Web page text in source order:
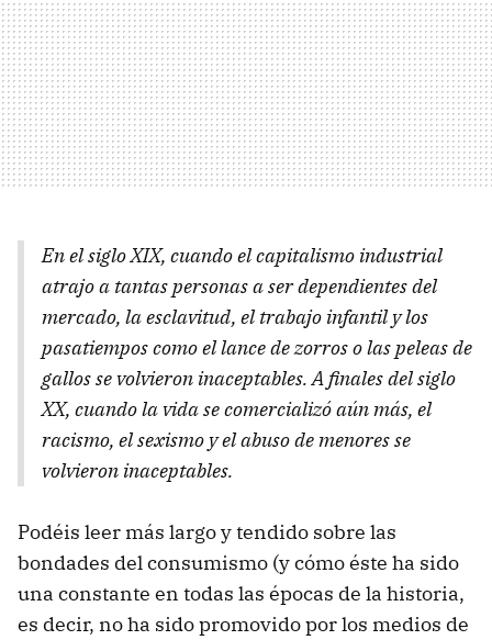
En el siglo XIX, cuando el capitalismo industrial
atrajo a tantas personas a ser dependientes del
mercado, la esclavitud, el trabajo infantil y los
pasatiempos como el lance de zorros o las peleas de
gallos se volvieron inaceptables. A finales del siglo
XX, cuando la vida se comercializó aún más, el
racismo, el sexismo y el abuso de menores se
volvieron inaceptables.
Podéis leer más largo y tendido sobre las
bondades del consumismo (y cómo éste ha sido
una constante en todas las épocas de la historia,
es decir, no ha sido promovido por los medios de